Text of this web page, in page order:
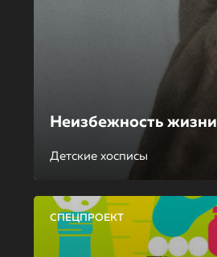
Неизбежность жизни
Детские хосписы
СПЕЦПРОЕКТ